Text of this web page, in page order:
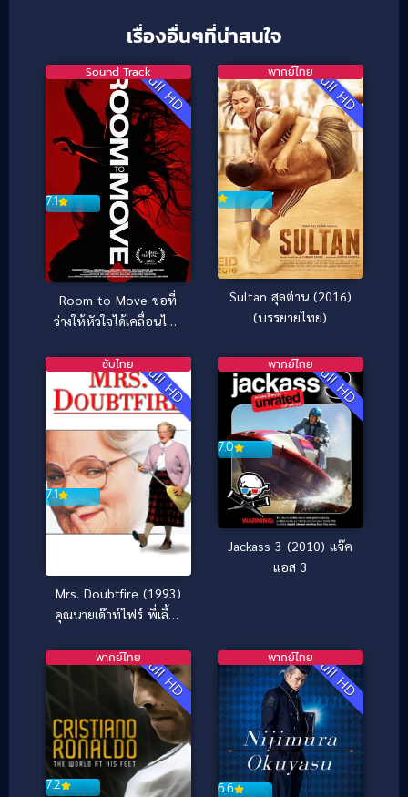
เรื่องอื่นๆที่น่าสนใจ
Full HD
7.1
Sound Track
Room to Move ขอที่
ว่างให้หัวใจได้เคลื่อนไหว
Full HD
พากย์ไทย
Sultan สุลต่าน (2016)
(บรรยายไทย)
Full HD
7.1
ซับไทย
Mrs. Doubtfire (1993)
คุณนายเด๊าท์ไฟร์ พี่เลี้ยง
Full HD
7.0
พากย์ไทย
Jackass 3 (2010) แจ๊ค
แอส 3
Full HD
7.2
พากย์ไทย Full HD
6.6
พากย์ไทย